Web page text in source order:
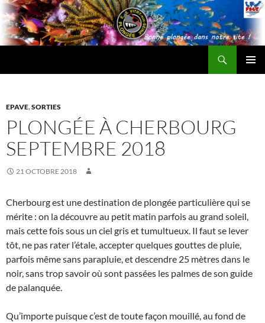
EPAVE,SORTIES
PLONGÉE À CHERBOURG
SEPTEMBRE 2018
21 OCTOBRE 2018
Cherbourg est une destination de plongée particulière qui se
mérite : on la découvre au petit matin parfois au grand soleil,
mais cette fois sous un ciel gris et tumultueux. Il faut se lever
tôt, ne pas rater l’étale, accepter quelques gouttes de pluie,
parfois même sans parapluie, et descendre 25 mètres dans le
noir, sans trop savoir où sont passées les palmes de son guide
de palanquée.
Qu’importe puisque c’est de toute façon mouillé, au fond de